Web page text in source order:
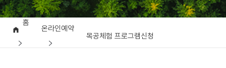
홈
온라인예약
목공체험 프로그램신청